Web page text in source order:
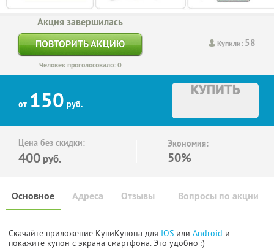
Купили: 58
Акция завершилась
ПОВТОРИТЬ АКЦИЮ
Человек проголосовало: 0
от 150 руб.
КУПИТЬ
Цена без скидки:
400 руб.
Экономия:
50%
Основное Отзывы Вопросы по акции
Адреса
Скачайте приложение КупиКупона для IOS или Android и
покажите купон с экрана смартфона. Это удобно :)